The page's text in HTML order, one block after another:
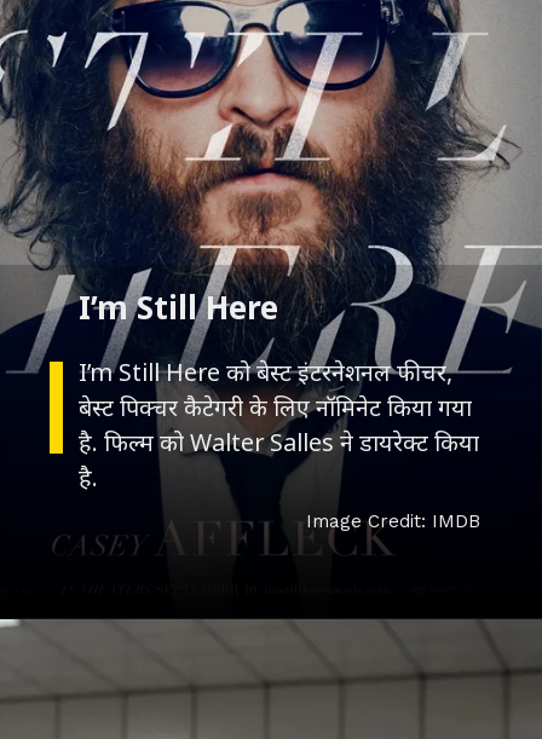
I’m Still Here को बेस्ट इंटरनेशनल फीचर,
बेस्ट पिक्चर कैटेगरी के लिए नॉमिनेट किया गया
है. फिल्म को Walter Salles ने डायरेक्ट किया
है.
I’m Still Here
Image Credit: IMDB